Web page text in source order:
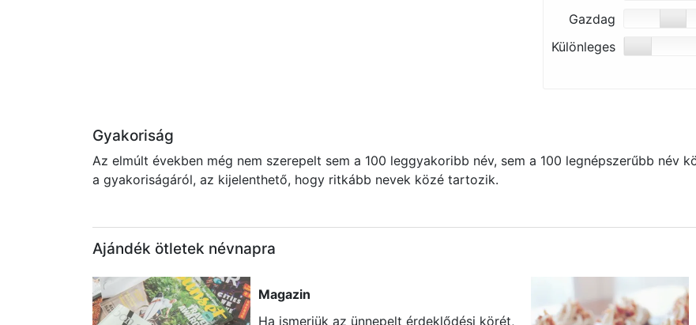
Gazdag
Különleges
Gyakoriság
Az elmúlt években még nem szerepelt sem a 100 leggyakoribb név, sem a 100 legnépszerűbb név
a gyakoriságáról, az kijelenthető, hogy ritkább nevek közé tartozik.
Ajándék ötletek névnapra
Magazin
Ha ismerjük az ünnepelt érdeklődési körét,